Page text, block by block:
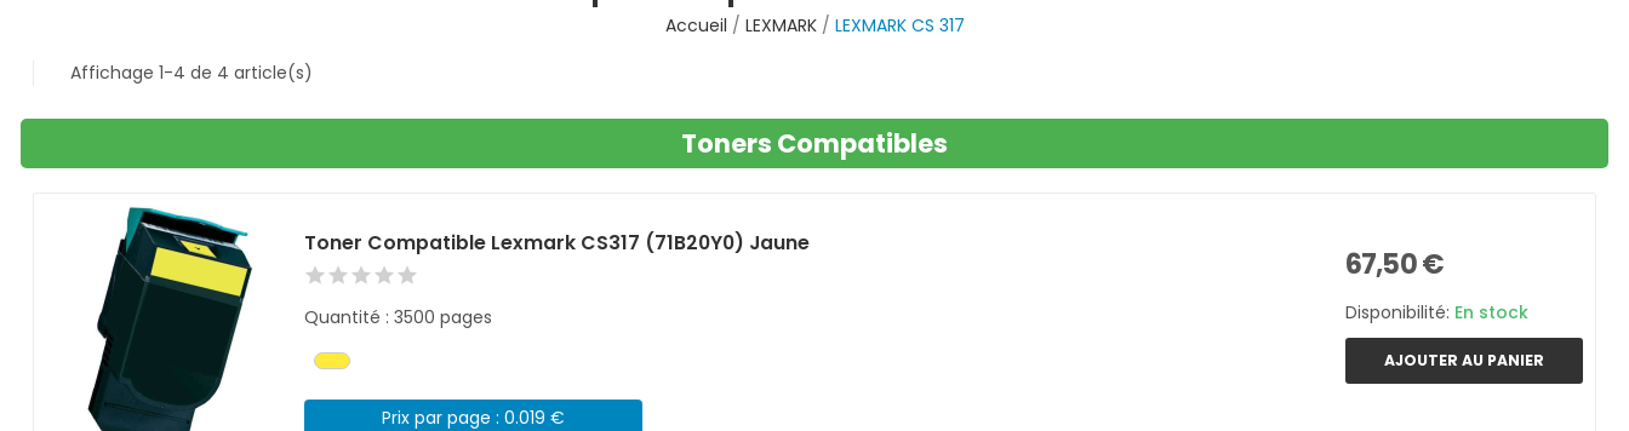
Accueil LEXMARK
LEXMARK CS 317
Affichage 1-4 de 4 article(s)
Toners Compatibles
Toner Compatible Lexmark CS317 (71B20Y0) Jaune
Quantité : 3500 pages
Prix par page : 0.019 €
67,50 €
Disponibilité: En stock
AJOUTER AU PANIER